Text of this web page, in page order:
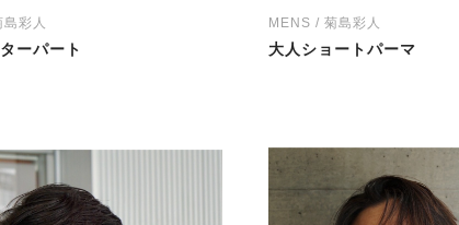
彩人
ーパート
MENS / 菊島彩人
大人ショートパーマ